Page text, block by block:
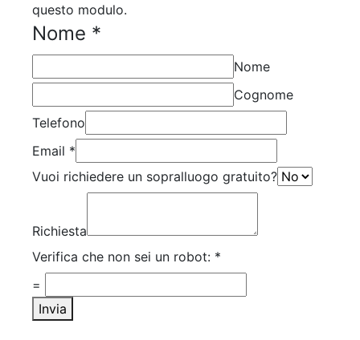
questo modulo.
Nome *
Nome
Cognome
Telefono
Email *
Vuoi richiedere un sopralluogo gratuito?
Richiesta
Verifica che non sei un robot: *
=
Invia